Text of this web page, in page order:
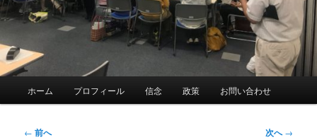
ホーム プロフィール 信念 政策 お問い合わせ
投
← 前へ 次へ→